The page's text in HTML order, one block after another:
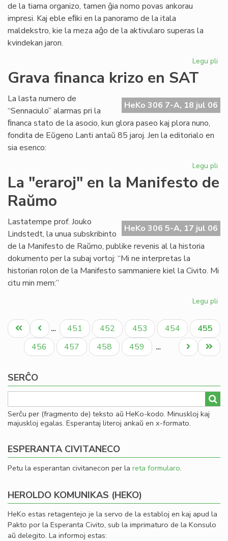
de la tiama organizo, tamen ĝia nomo povas ankorau
impresi. Kaj eble eﬁki en la panoramo de la itala
maldekstro, kie la meza aĝo de la aktivularo superas la
kvindekan jaron.
Legu pli
Grava financa krizo en SAT
HeKo 306 7-A, 18 jul 06
La lasta numero de
“Sennaciulo” alarmas pri la
ﬁnanca stato de la asocio, kun glora paseo kaj plora nuno,
fondita de Eŭgeno Lanti antaŭ 85 jaroj. Jen la editorialo en
sia esenco:
Legu pli
La "eraroj" en la Manifesto de
Raŭmo
HeKo 306 5-A, 17 jul 06
Lastatempe prof. Jouko
Lindstedt, la unua subskribinto
de la Manifesto de Raŭmo, publike revenis al la historia
dokumento per la subaj vortoj: “Mi ne interpretas la
historian rolon de la Manifesto sammaniere kiel la Civito. Mi
citu min mem:”
Legu pli
en
la
Pagination
Unua
paĝo
Antaŭa
paĝo
… Paĝo
451 Paĝo
452 Paĝo
453 Paĝo
454
Aktuala
paĝo
455
Paĝo
456 Paĝo
457 Paĝo
458 Paĝo
459 …
Last
page
Next
page
SERĈO
Serĉu per (fragmento de) teksto aŭ HeKo-kodo. Minuskloj kaj
majuskloj egalas. Esperantaj literoj ankaŭ en x-formato.
ESPERANTA CIVITANECO
Petu la esperantan civitanecon per la reta formularo.
HEROLDO KOMUNIKAS (HEKO)
HeKo estas retagentejo je la servo de la establoj en kaj apud la
Pakto por la Esperanta Civito, sub la imprimaturo de la Konsulo
aŭ delegito. La informoj estas: